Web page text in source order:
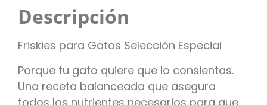
Descripción
Friskies para Gatos Selección Especial
Porque tu gato quiere que lo consientas.
Una receta balanceada que asegura